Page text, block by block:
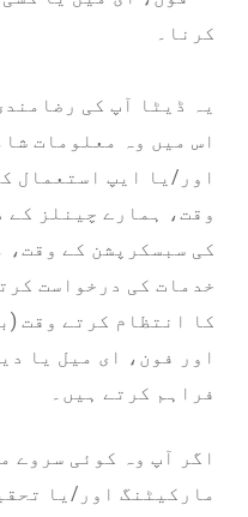
کرنا۔
یہ ڈیٹا آپ کی
اس میں وہ معلومات
اور/یا ایپ استعمال
وقت، ہمارے چینلز
کی سبسکرپشن کے وقت،
خدمات کی درخواست
کا انتظام کرتے وقت
اور فون، ای میل یا
فراہم کرتے ہیں۔
اگر آپ وہ کوئی سروے
مارکیٹنگ اور/یا